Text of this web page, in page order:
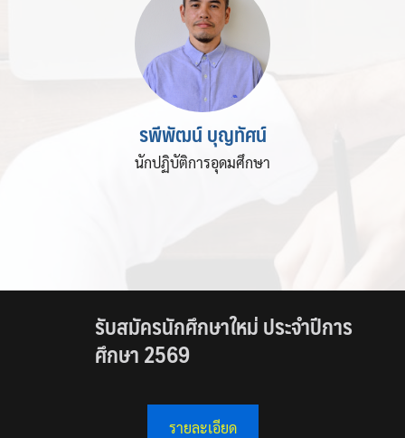
รพีพัฒน์ บุญทัศน์
นักปฏิบัติการอุดมศึกษา
รับสมัครนักศึกษาใหม่ ประจำปีการ
ศึกษา 2569
รายละเอียด